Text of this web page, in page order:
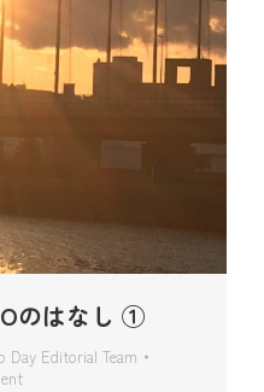
のはなし ①
Day Editorial Team